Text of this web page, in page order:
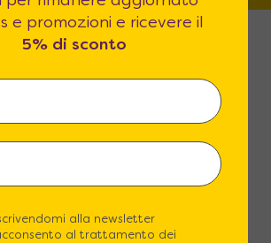
Gratuite
Gratuita in tutta Italia o
piccolo contributo puoi
il nostro Servizio in guanti
e promozioni e ricevere il
5% di sconto
alla newsletter
al trattamento dei